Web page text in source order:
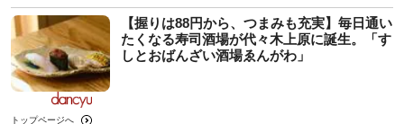
【握りは88円から、つまみも充実】毎日通い
たくなる寿司酒場が代々木上原に誕生。「す
しとおばんざい酒場ゑんがわ」
トップページへ